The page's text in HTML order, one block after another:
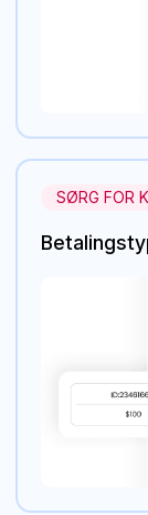
SØRG FOR